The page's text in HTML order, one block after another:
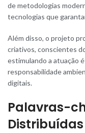
de metodologias
tecnologias que
Além disso, o projeto
criativos, conscientes
estimulando a atuação
responsabilidade
digitais.
Palavras-
Distribuídas